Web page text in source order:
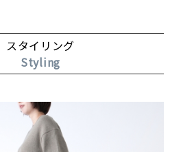
スタイリング
Styling